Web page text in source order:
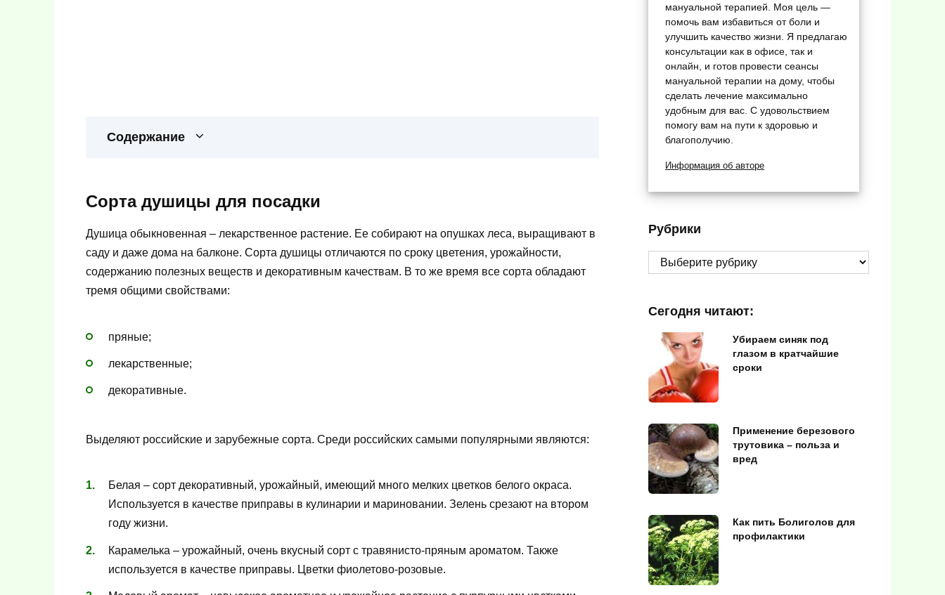
Содержание
Сорта душицы для посадки
Душица обыкновенная – лекарственное растение. Ее собирают на опушках леса, выращивают в
саду и даже дома на балконе. Сорта душицы отличаются по сроку цветения, урожайности,
содержанию полезных веществ и декоративным качествам. В то же время все сорта обладают
тремя общими свойствами:
пряные;
лекарственные;
декоративные.
Выделяют российские и зарубежные сорта. Среди российских самыми популярными являются:
Белая – сорт декоративный, урожайный, имеющий много мелких цветков белого окраса.
Используется в качестве приправы в кулинарии и мариновании. Зелень срезают на втором
году жизни.
Карамелька – урожайный, очень вкусный сорт с травянисто-пряным ароматом. Также
используется в качестве приправы. Цветки фиолетово-розовые.
мануальной терапией. Моя цель —
помочь вам избавиться от боли и
улучшить качество жизни. Я предлагаю
консультации как в офисе, так и
онлайн, и готов провести сеансы
мануальной терапии на дому, чтобы
сделать лечение максимально
удобным для вас. С удовольствием
помогу вам на пути к здоровью и
благополучию.
Информация об авторе
Рубрики
Рубрики
Сегодня читают:
Убираем синяк под
глазом в кратчайшие
сроки
Применение березового
трутовика – польза и
вред
Как пить Болиголов для
профилактики